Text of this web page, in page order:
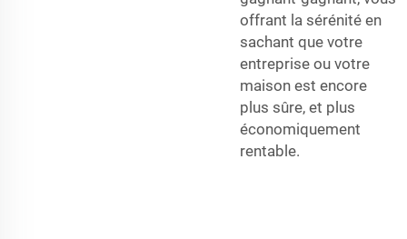
offrant la sérénité en
sachant que votre
entreprise ou votre
maison est encore
plus sûre, et plus
économiquement
rentable.